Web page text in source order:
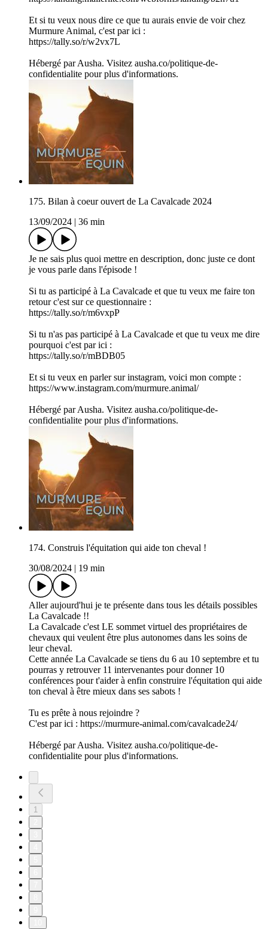
Et si tu veux nous dire ce que tu aurais envie de voir chez
Murmure Animal, c'est par ici :
https://tally.so/r/w2vx7L
Hébergé par Ausha. Visitez ausha.co/politique-de-
confidentialite pour plus d'informations.
175. Bilan à coeur ouvert de La Cavalcade 2024
13/09/2024
36 min
Je ne sais plus quoi mettre en description, donc juste ce dont
je vous parle dans l'épisode !
Si tu as participé à La Cavalcade et que tu veux me faire ton
retour c'est sur ce questionnaire :
https://tally.so/r/m6vxpP
Si tu n'as pas participé à La Cavalcade et que tu veux me dire
pourquoi c'est par ici :
https://tally.so/r/mBDB05
Et si tu veux en parler sur instagram, voici mon compte :
https://www.instagram.com/murmure.animal/
Hébergé par Ausha. Visitez ausha.co/politique-de-
confidentialite pour plus d'informations.
174. Construis l'équitation qui aide ton cheval !
30/08/2024
19 min
Aller aujourd'hui je te présente dans tous les détails possibles
La Cavalcade !!
La Cavalcade c'est LE sommet virtuel des propriétaires de
chevaux qui veulent être plus autonomes dans les soins de
leur cheval.
Cette année La Cavalcade se tiens du 6 au 10 septembre et tu
pourras y retrouver 11 intervenantes pour donner 10
conférences pour t'aider à enfin construire l'équitation qui aide
ton cheval à être mieux dans ses sabots !
Tu es prête à nous rejoindre ?
C'est par ici : https://murmure-animal.com/cavalcade24/
Hébergé par Ausha. Visitez ausha.co/politique-de-
confidentialite pour plus d'informations.
1